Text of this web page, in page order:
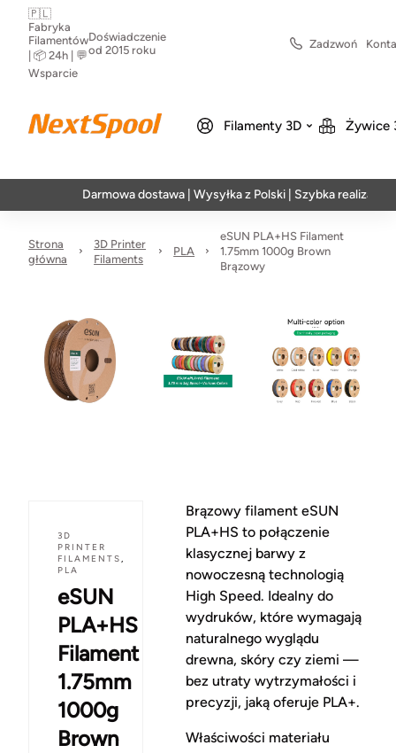
🇵🇱
Fabryka
Filamentów
| 📦 24h | 💬
Wsparcie
Doświadczenie
od 2015 roku
Zadzwoń
Filamenty 3D Żywice
Darmowa dostawa | Wysyłka z Polski | Szybka realizacja w 24h
Strona
główna
3D Printer
Filaments
PLA
eSUN PLA+HS Filament
1.75mm 1000g Brown
Brązowy
3D
PRINTER
FILAMENTS,
PLA
eSUN
PLA+HS
Filament
1.75mm
1000g
Brown
Brązowy filament eSUN
PLA+HS to połączenie
klasycznej barwy z
nowoczesną technologią
High Speed. Idealny do
wydruków, które wymagają
naturalnego wyglądu
drewna, skóry czy ziemi —
bez utraty wytrzymałości i
precyzji, jaką oferuje PLA+.
Właściwości materiału